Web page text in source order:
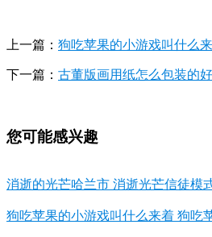
上一篇： 狗吃苹果的小游戏叫什么
下一篇： 古董版画用纸怎么包装的
您可能感兴趣
消逝的光芒哈兰市 消逝光芒信徒模
狗吃苹果的小游戏叫什么来着 狗吃